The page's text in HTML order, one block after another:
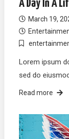
A Day In A
March 19,
Lorem ipsum
sed do
Read more